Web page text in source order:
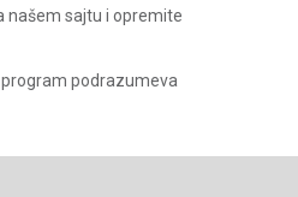
našem sajtu i opremite
program podrazumeva